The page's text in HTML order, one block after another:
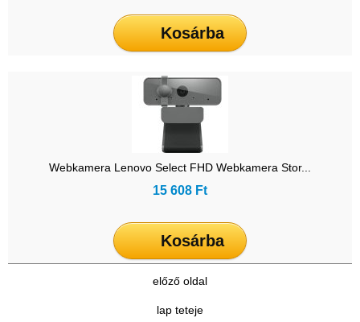
Kosárba
Webkamera Lenovo Select FHD Webkamera Stor...
15 608 Ft
Kosárba
előző oldal
lap teteje